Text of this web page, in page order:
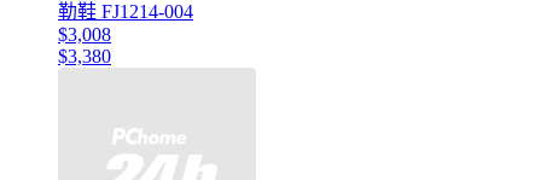
勒鞋 FJ1214-004
$3,008
$3,380